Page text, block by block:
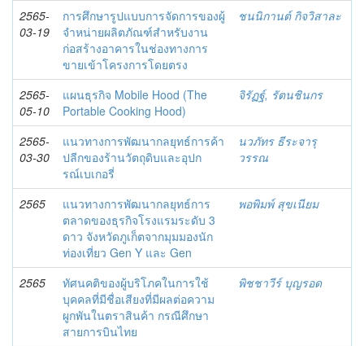
2565-
03-19
การศึกษารูปแบบการจัดการของผู้
จำหน่ายผลิตภัณฑ์สำหรับงาน
ก่อสร้างอาคารในช่องทางการ
ขายเข้าโครงการโดยตรง
ชนนิกานต์ กิจวิสาละ
2565-
05-10
แผนธุรกิจ Mobile Hood (The
Portable Cooking Hood)
จิรัฏฐ์, รัตนชินกร
2565-
03-30
แนวทางการพัฒนากลยุทธ์การค้า
ปลีกของร้านวัตถุดิบและอุปก
รณ์เบเกอรี่
นวภัทร ธีระจารุ
วรรณ
2565
แนวทางการพัฒนากลยุทธ์การ
ตลาดของธุรกิจโรงแรมระดับ 3
ดาว จังหวัดภูเก็ตจากมุมมองนัก
ท่องเที่ยว Gen Y และ Gen
พอพิมพ์ สุขเนียม
2565
ทัศนคติของผู้บริโภคในการใช้
บุคคลที่มีชื่อเสียงที่มีผลต่อความ
ผูกพันในตราสินค้า กรณีศึกษา
สายการบินไทย
พิชชาวีร์ บุญรอด